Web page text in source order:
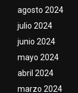
agosto 2024
julio 2024
junio 2024
mayo 2024
abril 2024
marzo 2024